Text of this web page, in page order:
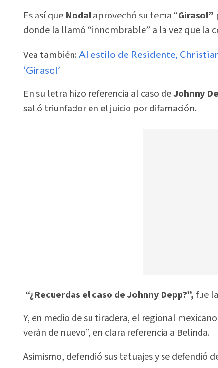
Es así que Nodalaprovechó su tema “Girasol”
donde la llamó “innombrable” a la vez que la
Vea también: Al estilo de Residente,
‘Girasol’
En su letra hizo referencia al caso deJohnny
salió triunfador en el juicio por difamación.
“¿Recuerdas el caso de Johnny Depp?”,fue
Y, en medio de su tiradera, el regional
verán de nuevo”, en clara referencia a Belinda.
Asimismo, defendió sus tatuajes y se defendió